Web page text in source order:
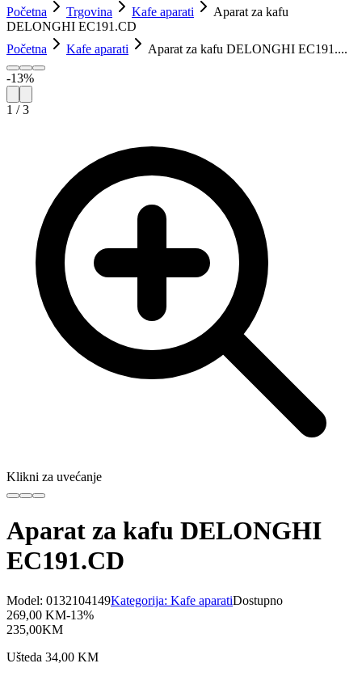
Početna
Trgovina Kafe aparati
Aparat za kafu
DELONGHI EC191.CD
Početna
Kafe aparati Aparat za kafu DELONGHI EC191....
-13%
1 /3
Klikni za uvećanje
Aparat za kafu DELONGHI
EC191.CD
Model: 0132104149Kategorija: Kafe aparatiDostupno
269,00 KM-13%
235,00KM
Ušteda 34,00 KM